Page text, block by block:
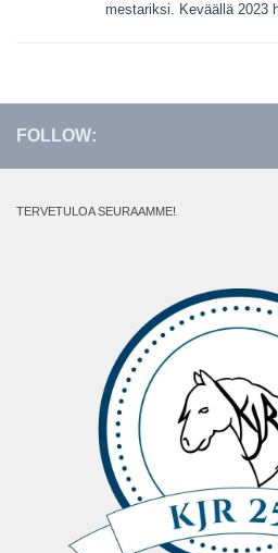
mestariksi. Keväällä 2023
FOLLOW:
TERVETULOA SEURAAMME!